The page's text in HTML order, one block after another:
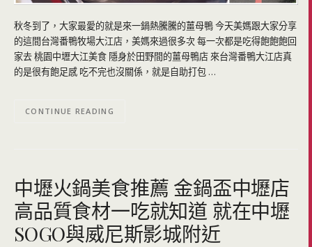
秋冬到了，大家最愛的就是來一鍋熱騰騰的薑母鴨 今天美媽跟大家分享
的這間台灣番鴨牧場大江店，美媽來過很多次 每一次都是吃得飽飽飽回
家去 桃園中壢大江美食 隱身於田野間的薑母鴨店 來台灣番鴨大江店真
的是很有飽足感 吃不完也沒關係，就是自助打包 …
CONTINUE READING
中壢火鍋美食推薦 金鍋盃中壢店
高品質食材一吃就知道 就在中壢
SOGO與威尼斯影城附近